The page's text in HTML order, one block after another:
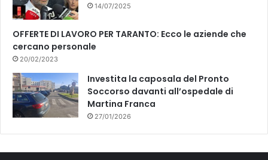
14/07/2025
OFFERTE DI LAVORO PER TARANTO: Ecco le aziende che
cercano personale
20/02/2023
Investita la caposala del Pronto
Soccorso davanti all’ospedale di
Martina Franca
27/01/2026